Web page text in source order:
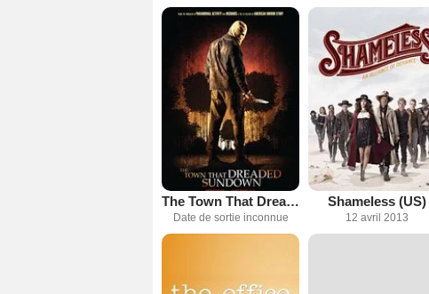
The Town That Dreaded Sundown
Date de sortie inconnue
Shameless (US)
12 avril 2013